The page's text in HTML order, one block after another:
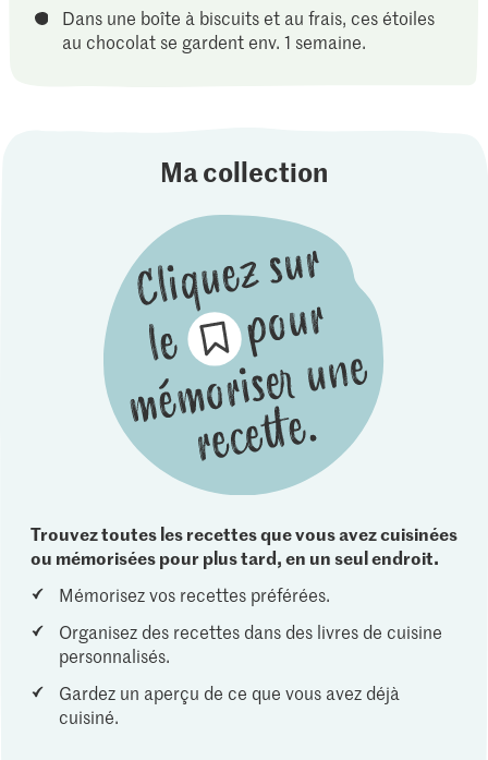
Dans une boîte à biscuits et au frais, ces étoiles
au chocolat se gardent env. 1 semaine.
Ma collection
Trouvez toutes les recettes que vous avez cuisinées
ou mémorisées pour plus tard, en un seul endroit.
Mémorisez vos recettes préférées.
Organisez des recettes dans des livres de cuisine
personnalisés.
Gardez un aperçu de ce que vous avez déjà
cuisiné.